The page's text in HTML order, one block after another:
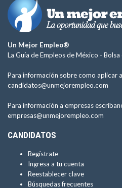
Un Mejor Empleo®
La Guía de Empleos de México - Bolsa
Para información sobre como aplicar
candidatos@unmejorempleo.com
Para información a empresas
empresas@unmejorempleo.com
CANDIDATOS
Regístrate
Ingresa a tu cuenta
Reestablecer clave
Búsquedas frecuentes